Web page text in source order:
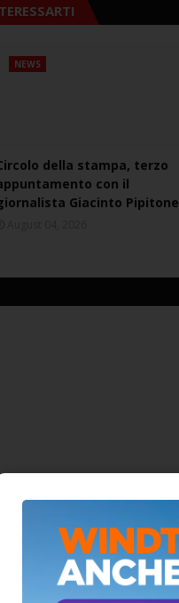
NEWS
della stampa, terzo
con il
Giacinto Pipitone